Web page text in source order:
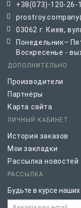
+38(073)-120-26-
03062 г. Киев,
Понедельник–
Воскресенье -
ДОПОЛНИТЕЛЬНО
Производители
Партнёры
Карта сайта
ЛИЧНЫЙ КАБИНЕТ
История заказов
Мои закладки
Рассылка новостей
РАССЫЛКА
Будьте в курсе